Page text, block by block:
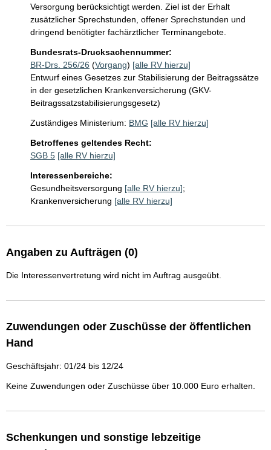
Versorgung berücksichtigt werden. Ziel ist der Erhalt
zusätzlicher Sprechstunden, offener Sprechstunden und
dringend benötigter fachärztlicher Terminangebote.
Bundesrats-Drucksachennummer:
BR-Drs. 256/26 (Vorgang) [alle RV hierzu]
Entwurf eines Gesetzes zur Stabilisierung der Beitragssätze
in der gesetzlichen Krankenversicherung (GKV-
Beitragssatzstabilisierungsgesetz)
Zuständiges Ministerium: BMG [alle RV hierzu]
Betroffenes geltendes Recht:
SGB 5 [alle RV hierzu]
Interessenbereiche:
Gesundheitsversorgung [alle RV hierzu];
Krankenversicherung [alle RV hierzu]
Angaben zu Aufträgen (0)
Die Interessenvertretung wird nicht im Auftrag ausgeübt.
Zuwendungen oder Zuschüsse der öffentlichen
Hand
Geschäftsjahr: 01/24 bis 12/24
Keine Zuwendungen oder Zuschüsse über 10.000 Euro erhalten.
Schenkungen und sonstige lebzeitige